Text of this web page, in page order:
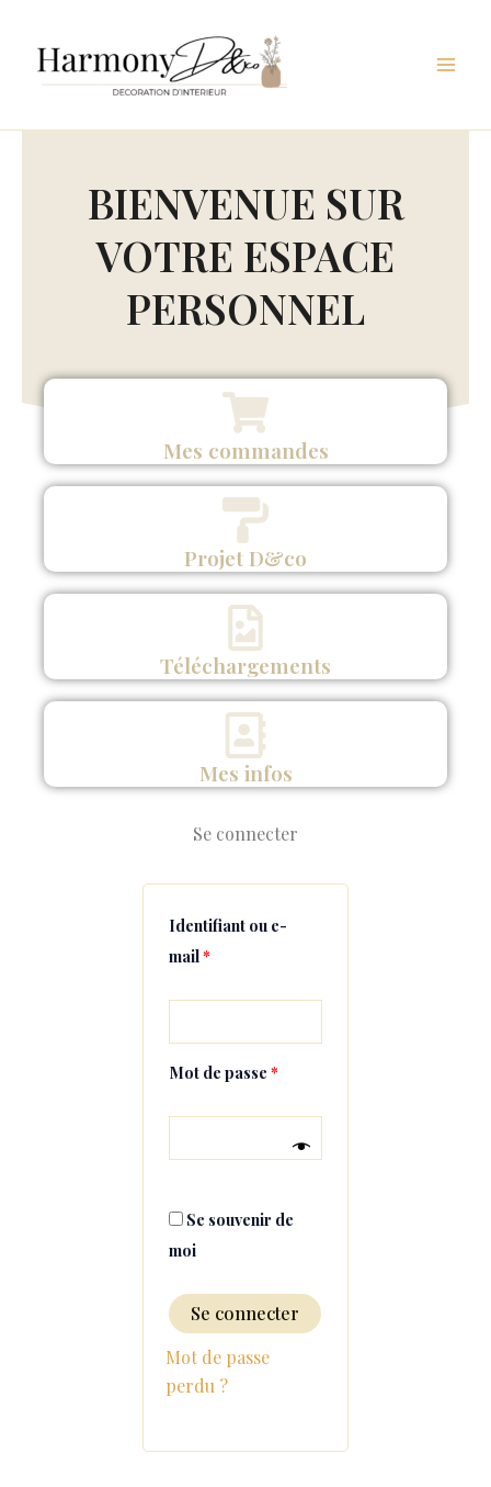
contenu
BIENVENUE SUR
VOTRE ESPACE
PERSONNEL
Mes commandes
Projet D&co
Téléchargements
Mes infos
Se connecter
Identifiant ou e-
mail*
Obligatoire
Mot de passe *
Obligatoire
Se souvenir de
moi
Se connecter
Mot de passe
perdu ?
Obligatoire